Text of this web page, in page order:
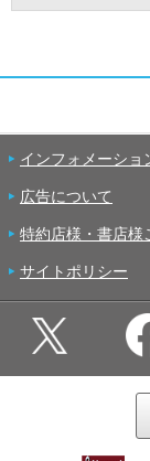
インフォメーショ
広告について
特約店様・書店様
サイトポリシー